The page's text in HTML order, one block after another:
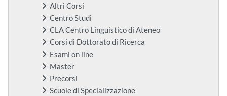
Altri Corsi
Centro Studi
CLA Centro Linguistico di Ateneo
Corsi di Dottorato di Ricerca
Esami on line
Master
Precorsi
Scuole di Specializzazione